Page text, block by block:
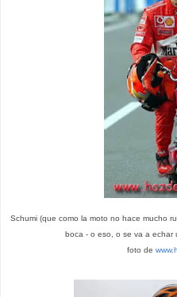
Schumi (que como la moto no hace mucho
boca - o eso, o se va a
foto de